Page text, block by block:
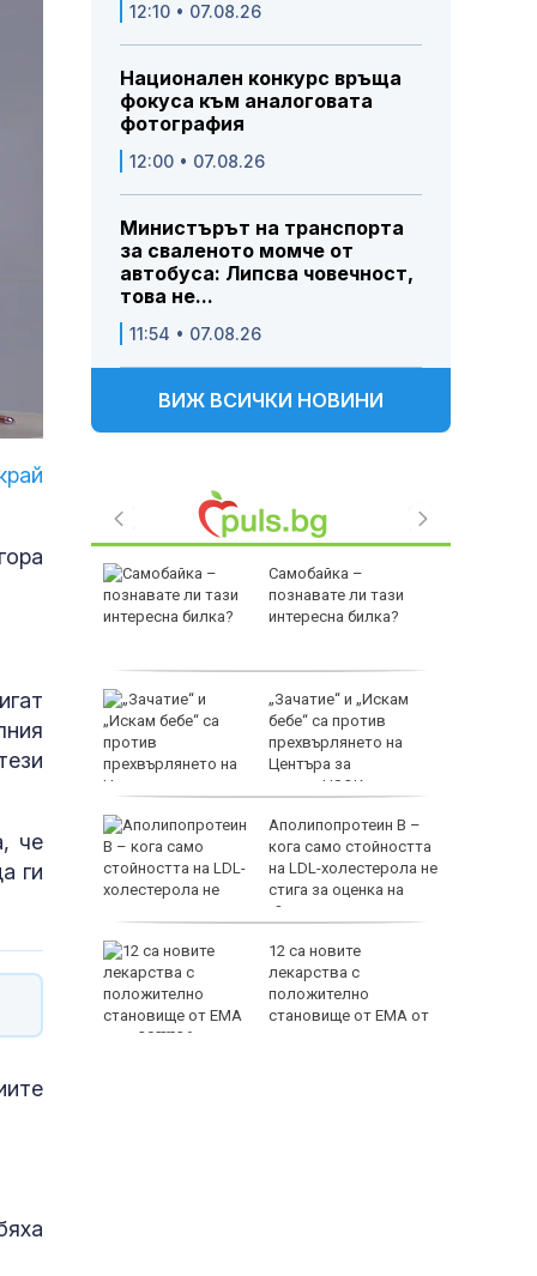
че
ги
12:10 • 07.08.26
Национален конкурс връща
фокуса към аналоговата
фотография
12:00 • 07.08.26
Министърът на транспорта
за сваленото момче от
автобуса: Липсва човечност,
това не...
11:54 • 07.08.26
ВИЖ ВСИЧКИ НОВИНИ
си с
дете,
Самобайка –
познавате ли тази
интересна билка?
„Зачатие“ и „Искам
бебе“ са против
прехвърлянето на
Центъра за
асистирана репродукция към НЗОК
Аполипопротеин B –
кога само стойността
на LDL-холестерола не
стига за оценка на
сърдечносъдовия риск?
12 са новите
лекарства с
положително
становище от ЕМА от
юли 2026 г.